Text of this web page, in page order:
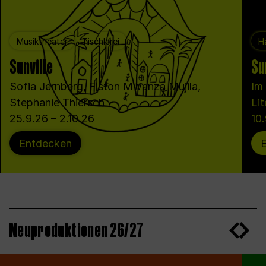
Musiktheater Tischlerei
Sunville
Sofia Jernberg, Fiston Mwanza Mujila,
Stephanie Thiersch
25.9.26 – 2.10.26
Entdecken
Neuproduktionen 26/27